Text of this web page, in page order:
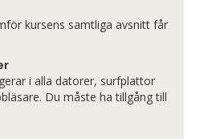
kursens samtliga avsnitt får
i alla datorer, surfplattor
Du måste ha tillgång till